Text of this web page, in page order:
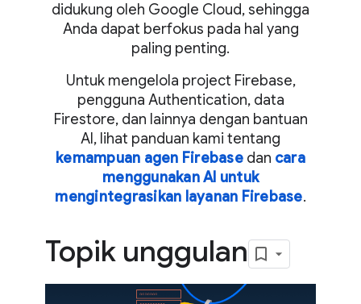
didukung oleh Google Cloud, sehingga
Anda dapat berfokus pada hal yang
paling penting.
Untuk mengelola project Firebase,
pengguna Authentication, data
Firestore, dan lainnya dengan bantuan
AI, lihat panduan kami tentang
kemampuan agen Firebasedan cara
menggunakan AI untuk
mengintegrasikan layanan Firebase.
Topik unggulan